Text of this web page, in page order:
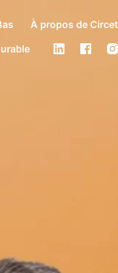
À propos de